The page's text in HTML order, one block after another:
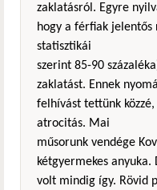
zaklatásról. Egyre
hogy a férfiak jelentős
statisztikái
szerint 85-90
zaklatást. Ennek
felhívást tettünk
atrocitás. Mai
műsorunk vendége
kétgyermekes anyuka.
volt mindig így. Rövid